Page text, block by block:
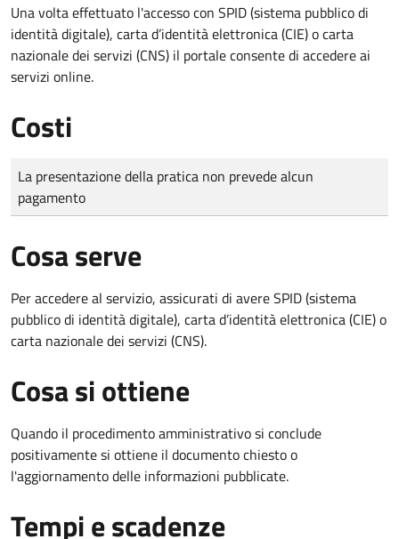
Una volta effettuato l'accesso con SPID (sistema pubblico di
identità digitale), carta d’identità elettronica (CIE) o carta
nazionale dei servizi (CNS) il portale consente di accedere ai
servizi online.
Costi
Tipo di pagamento
Importo
La presentazione della pratica non prevede alcun
pagamento
Cosa serve
Per accedere al servizio, assicurati di avere SPID (sistema
pubblico di identità digitale), carta d’identità elettronica (CIE) o
carta nazionale dei servizi (CNS).
Cosa si ottiene
Quando il procedimento amministrativo si conclude
positivamente si ottiene il documento chiesto o
l'aggiornamento delle informazioni pubblicate.
Tempi e scadenze